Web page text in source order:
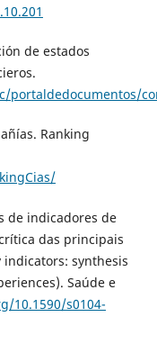
de estados
portaldedocumentos/
Ranking
de indicadores de
das principais
synthesis
Saúde e
10.1590/s0104-